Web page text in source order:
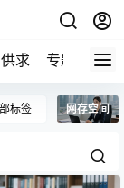
供求 专题 导航
标签 网存空间